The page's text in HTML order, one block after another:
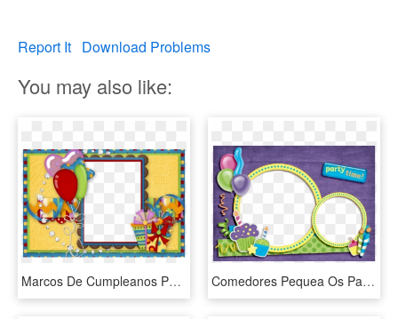
Report It Download Problems
You may also like:
Marcos De Cumpleanos Para Hombres - Marcos Para Fotos De Cumpleaños Para Hombre, HD Png Download Comedores Pequea Os Para 4 Personas Of Marcos Para - Marco Para Fotos Png De Cumpleaños, Transparent Png